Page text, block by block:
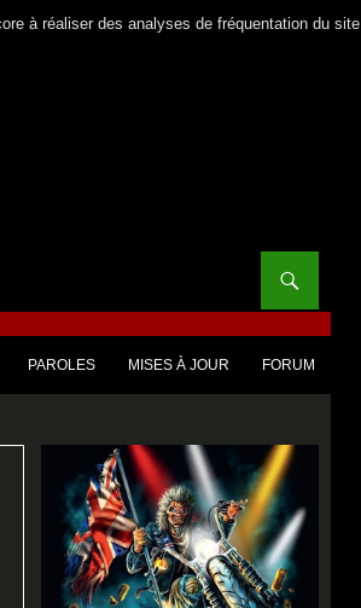
à réaliser des analyses de fréquentation du site
PAROLES MISES À JOUR FORUM